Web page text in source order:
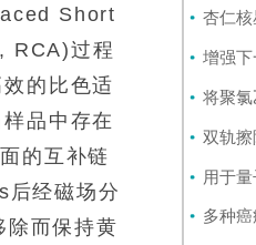
Short
RCA)过程
的比色适
品中存在
的互补链
经磁场分
而保持黄
增强
将聚
双轨
多种